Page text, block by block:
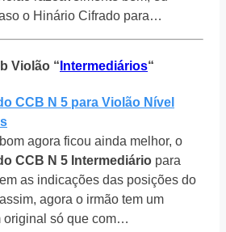
o Hinário Cifrado para…
Violão “ Intermediários“
CCB N 5 para Violão Nível
agora ficou ainda melhor, o
CCB N 5 Intermediário para
as indicações das posições do
agora o irmão tem um
original só que com…